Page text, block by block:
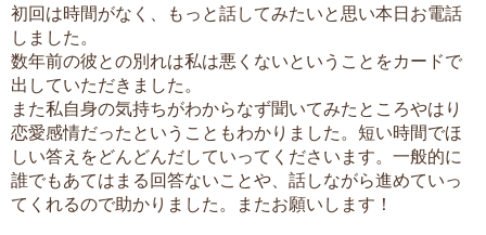
初回は時間がなく、もっと話してみたいと思い本日お電話
しました。
数年前の彼との別れは私は悪くないということをカードで
出していただきました。
また私自身の気持ちがわからなず聞いてみたところやはり
恋愛感情だったということもわかりました。短い時間でほ
しい答えをどんどんだしていってくださいます。一般的に
誰でもあてはまる回答ないことや、話しながら進めていっ
てくれるので助かりました。またお願いします！